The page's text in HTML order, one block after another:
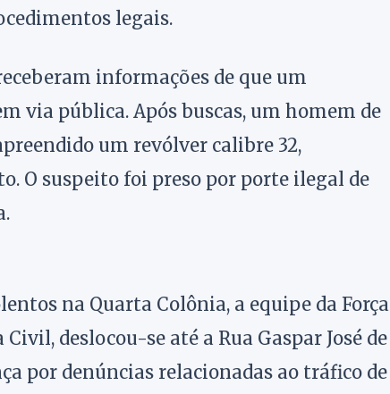
legais.
informações de que um
via pública. Após buscas, um homem de
um revólver calibre 32,
O suspeito foi preso por porte ilegal de
na Quarta Colônia, a equipe da Força
deslocou-se até a Rua Gaspar José de
por denúncias relacionadas ao tráfico de